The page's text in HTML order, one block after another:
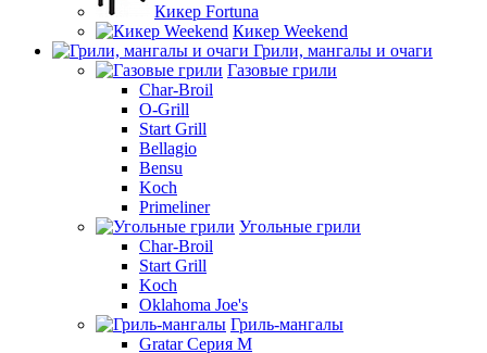
Кикер Fortuna
Кикер Weekend
Грили, мангалы и очаги
Газовые грили
Char-Broil
O-Grill
Start Grill
Bellagio
Bensu
Koch
Primeliner
Угольные грили
Char-Broil
Start Grill
Koch
Oklahoma Joe's
Гриль-мангалы
Gratar Серия M